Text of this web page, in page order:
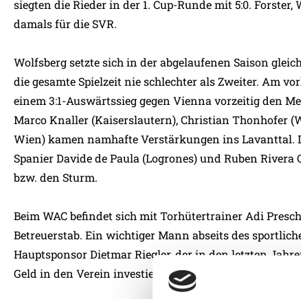
siegten die Rieder in der 1. Cup-Runde mit 5:0.
damals für die SVR.
Wolfsberg setzte sich in der abgelaufenen Saison
die gesamte Spielzeit nie schlechter als Zweiter. Am
einem 3:1-Auswärtssieg gegen Vienna vorzeitig den
Marco Knaller (Kaiserslautern), Christian Thonhofer
Wien) kamen namhafte Verstärkungen ins Lavanttal.
Spanier Davide de Paula (Logrones) und Ruben
bzw. den Sturm.
Beim WAC befindet sich mit Torhütertrainer Adi
Betreuerstab. Ein wichtiger Mann abseits des
Hauptsponsor Dietmar Riegler, der in den letzten
Geld in den Verein investierte.